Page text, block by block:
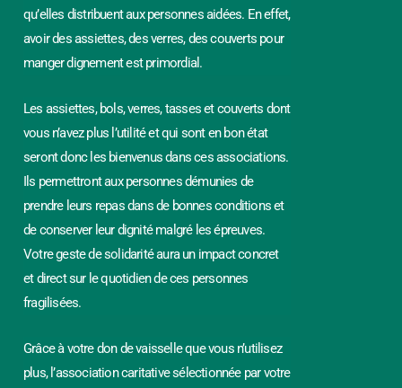
qu’elles distribuent aux personnes aidées. En effet,
avoir des assiettes, des verres, des couverts pour
manger dignement est primordial.
Les assiettes, bols, verres, tasses et couverts dont
vous n’avez plus l’utilité et qui sont en bon état
seront donc les bienvenus dans ces associations.
Ils permettront aux personnes démunies de
prendre leurs repas dans de bonnes conditions et
de conserver leur dignité malgré les épreuves.
Votre geste de solidarité aura un impact concret
et direct sur le quotidien de ces personnes
fragilisées.
Grâce à votre don de vaisselle que vous n’utilisez
plus, l’association caritative sélectionnée par votre